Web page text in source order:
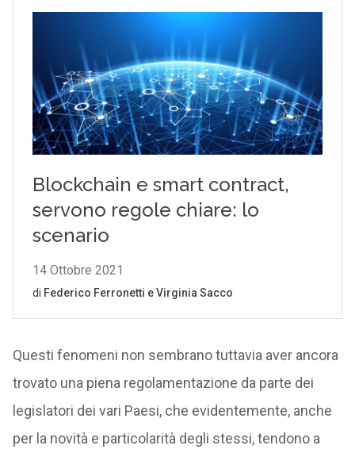
Questi fenomeni non sembrano tuttavia aver ancora
trovato una piena regolamentazione da parte dei
legislatori dei vari Paesi, che evidentemente, anche
per la novità e particolarità degli stessi, tendono a